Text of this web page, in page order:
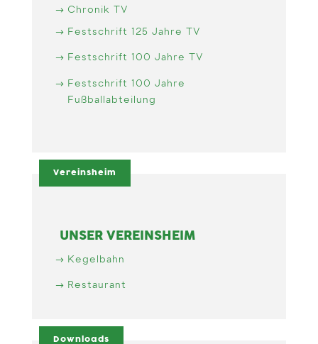
Chronik TV
Festschrift 125 Jahre TV
Festschrift 100 Jahre TV
Festschrift 100 Jahre
Fußballabteilung
Vereinsheim
UNSER VEREINSHEIM
Kegelbahn
Restaurant
Downloads